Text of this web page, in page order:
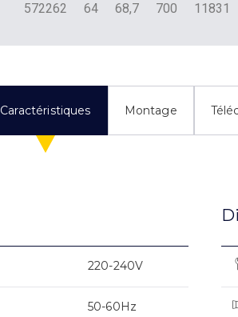
572262 64 68,7 700 11831
Caractéristiques Montage
220-240V
50-60Hz